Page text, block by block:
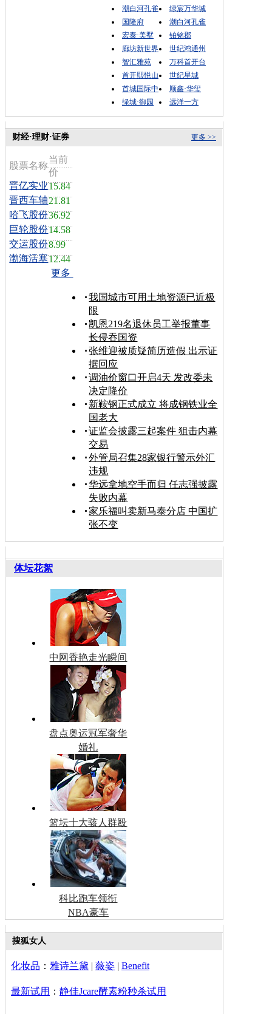
潮白河孔雀
绿宸万华城
国隆府
潮白河孔雀
宏泰·美墅
铂铭郡
廊坊新世界
世纪鸿通州
智汇雅苑
万科首开台
首开熙悦山
世纪星城
首城国际中
顺鑫·华玺
绿城·御园
远洋一方
更多 >>
财经·理财·证券
股票名称
当前
价
晋亿实业15.84
晋西车轴21.81
哈飞股份36.92
巨轮股份14.58
交运股份8.99
渤海活塞12.44
更多
我国城市可用土地资源已近极
限
凯恩219名退休员工举报董事
长侵吞国资
张维迎被质疑简历造假 出示证
据回应
调油价窗口开启4天 发改委未
决定降价
新鞍钢正式成立 将成钢铁业全
国老大
证监会披露三起案件 狙击内幕
交易
外管局召集28家银行警示外汇
违规
华远拿地空手而归 任志强披露
失败内幕
家乐福叫卖新马泰分店 中国扩
张不变
体坛花絮
中网香艳走光瞬间
盘点奥运冠军奢华
婚礼
篮坛十大骇人群殴
科比跑车领衔
NBA豪车
搜狐女人
化妆品 ： 雅诗兰黛 | 薇姿 | Benefit
最新试用 ： 静佳Jcare酵素粉秒杀试用